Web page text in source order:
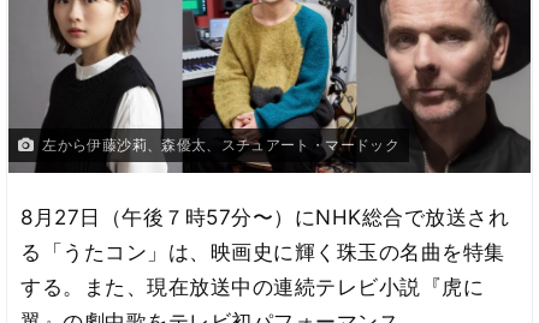
左から伊藤沙莉、森優太、スチュアート・マードック
8月27日（午後７時57分〜）にNHK総合で放送され
る「うたコン」は、映画史に輝く珠玉の名曲を特集
する。また、現在放送中の連続テレビ小説『虎に